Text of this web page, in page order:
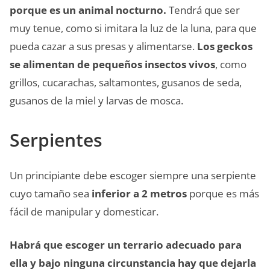
porque es un animal nocturno. Tendrá que ser
muy tenue, como si imitara la luz de la luna, para que
pueda cazar a sus presas y alimentarse. Los geckos
se alimentan de pequeños insectos vivos, como
grillos, cucarachas, saltamontes, gusanos de seda,
gusanos de la miel y larvas de mosca.
Serpientes
Un principiante debe escoger siempre una serpiente
cuyo tamaño sea inferior a 2 metros porque es más
fácil de manipular y domesticar.
Habrá que escoger un terrario adecuado para
ella y bajo ninguna circunstancia hay que dejarla